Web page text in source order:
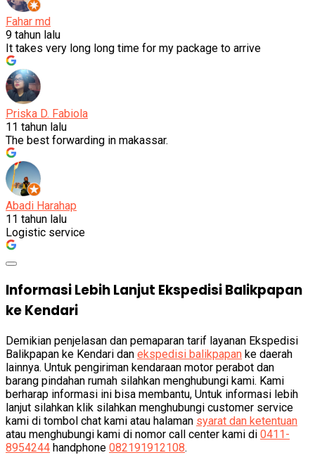
Fahar md
9 tahun lalu
It takes very long long time for my package to arrive
Priska D. Fabiola
11 tahun lalu
The best forwarding in makassar.
Abadi Harahap
11 tahun lalu
Logistic service
Informasi Lebih Lanjut Ekspedisi Balikpapan
ke Kendari
Demikian penjelasan dan pemaparan tarif layanan Ekspedisi
Balikpapan ke Kendari dan ekspedisi balikpapan ke daerah
lainnya. Untuk pengiriman kendaraan motor perabot dan
barang pindahan rumah silahkan menghubungi kami. Kami
berharap informasi ini bisa membantu, Untuk informasi lebih
lanjut silahkan klik silahkan menghubungi customer service
kami di tombol chat kami atau halaman syarat dan ketentuan
atau menghubungi kami di nomor call center kami di 0411-
8954244 handphone 082191912108.